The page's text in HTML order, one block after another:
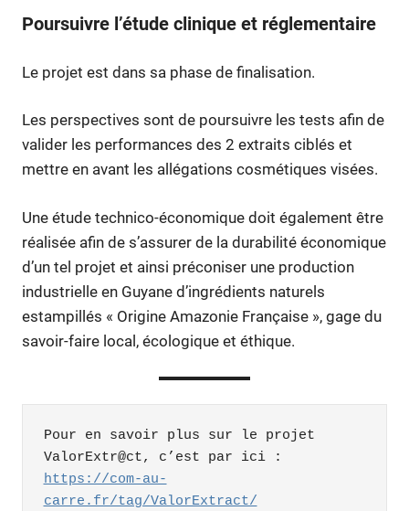
Poursuivre l’étude clinique et réglementaire
Le projet est dans sa phase de finalisation.
Les perspectives sont de poursuivre les tests afin de
valider les performances des 2 extraits ciblés et
mettre en avant les allégations cosmétiques visées.
Une étude technico-économique doit également être
réalisée afin de s’assurer de la durabilité économique
d’un tel projet et ainsi préconiser une production
industrielle en Guyane d’ingrédients naturels
estampillés « Origine Amazonie Française », gage du
savoir-faire local, écologique et éthique.
Pour en savoir plus sur le projet
https://com-au-
carre.fr/tag/ValorExtract/